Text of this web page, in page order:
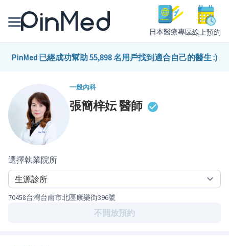
日本醫療專區線上預約
線上預約醫師、院所
健康主題館
PinMed 已經成功幫助 55,898 名用戶找到適合自己的醫生 :)
一般內科
張簡梓妘醫師
選擇執業院所
70458台灣台南市北區康樂街396號
不開放預約